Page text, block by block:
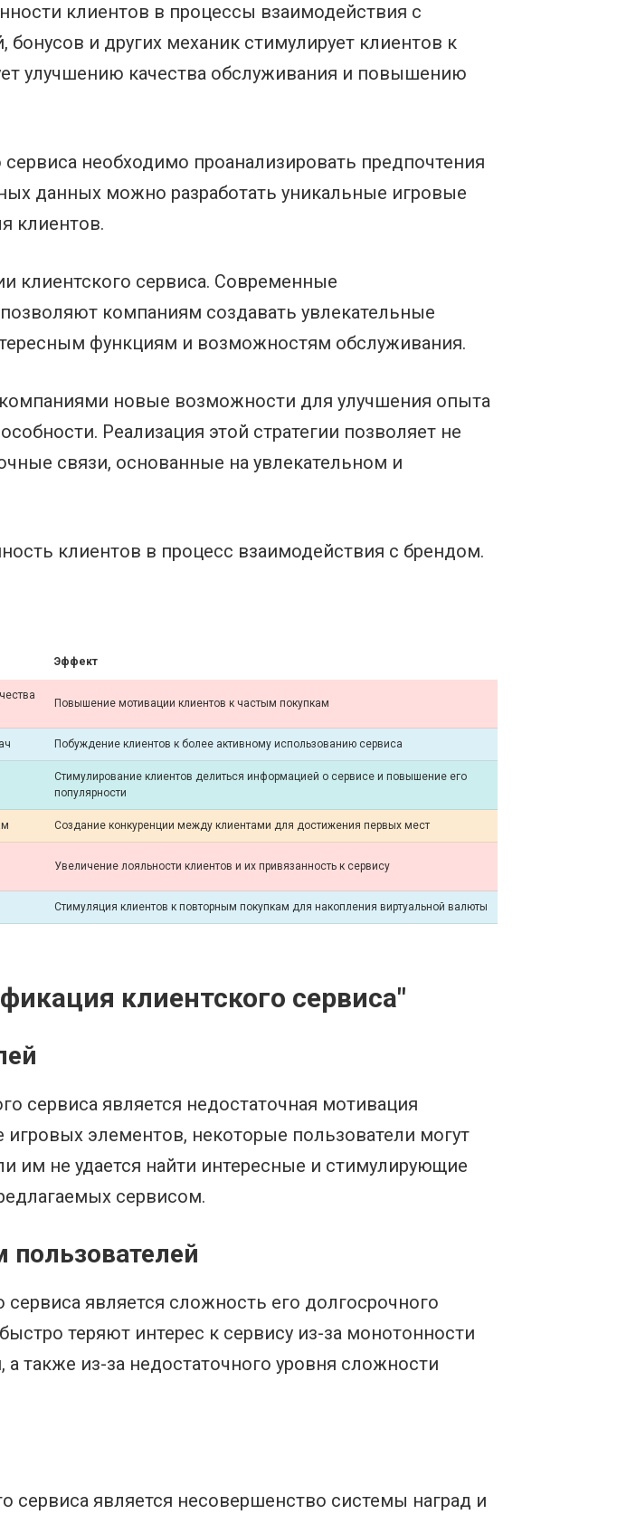
клиентов в процессы взаимодействия с
и других механик стимулирует клиентов к
улучшению качества обслуживания и повышению
необходимо проанализировать предпочтения
данных можно разработать уникальные игровые
клиентов.
клиентского сервиса. Современные
компаниям создавать увлекательные
функциям и возможностям обслуживания.
новые возможности для улучшения опыта
Реализация этой стратегии позволяет не
связи, основанные на увлекательном и
клиентов в процесс взаимодействия с брендом.
Эффект
Повышение мотивации клиентов к частым покупкам
Побуждение клиентов к более активному использованию сервиса
Стимулирование клиентов делиться информацией о сервисе и повышение его
популярности
Создание конкуренции между клиентами для достижения первых мест
Увеличение лояльности клиентов и их привязанность к сервису
Стимуляция клиентов к повторным покупкам для накопления виртуальной валюты
клиентского сервиса"
сервиса является недостаточная мотивация
элементов, некоторые пользователи могут
им не удается найти интересные и стимулирующие
сервисом.
является сложность его долгосрочного
теряют интерес к сервису из-за монотонности
также из-за недостаточного уровня сложности
является несовершенство системы наград и